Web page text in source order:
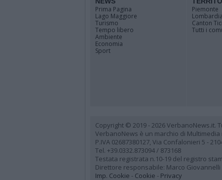
Prima Pagina
Lago Maggiore
Turismo
Tempo libero
Ambiente
Economia
Sport
Piemonte
Lombardia
Canton
Tutti i
Copyright © 2019 - 2026 VerbanoNews.it.
VerbanoNews è un marchio di Multimedia
P.IVA 02687380127, Via Confalonieri 5 -
Tel. +39.0332.873094 / 873168
Testata registrata n.10-19 del registro
Direttore responsabile: Marco Giovannelli
Imp. Cookie - Cookie - Privacy